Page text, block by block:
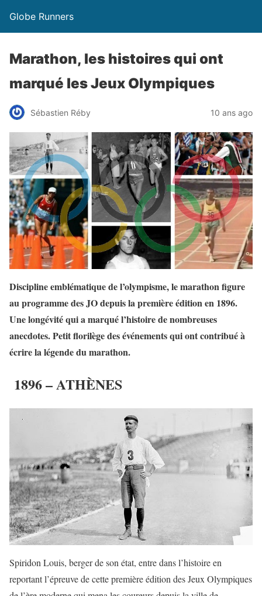
Globe Runners
Marathon, les histoires qui ont
marqué les Jeux Olympiques
Sébastien Réby 10 ans ago
Discipline emblématique de l’olympisme, le marathon figure
au programme des JO depuis la première édition en 1896.
Une longévité qui a marqué l’histoire de nombreuses
anecdotes. Petit florilège des événements qui ont contribué à
écrire la légende du marathon.
1896 – ATHÈNES
Spiridon Louis, berger de son état, entre dans l’histoire en
reportant l’épreuve de cette première édition des Jeux Olympiques